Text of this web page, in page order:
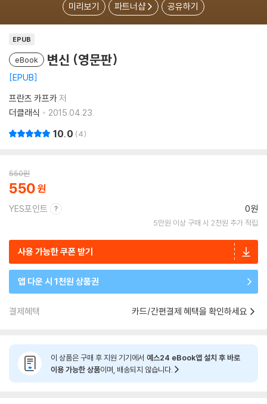
미리보기 파트너샵 공유하기
EPUB
eBook 변신 (영문판)
EPUB
프란츠 카프카저
더클래식
2015.04.23.
10.0 4
550원
550
YES포인트 0원
5만원 이상 구매 시 2천원 추가 적립
사용 가능한 쿠폰 받기
앱 다운 시 1천원 상품권
결제혜택 카드/간편결제 혜택을 확인하세요
이 상품은 구매 후 지원 기기에서 예스24 eBook앱 설치 후 바로
이용 가능한 상품이며, 배송되지 않습니다.